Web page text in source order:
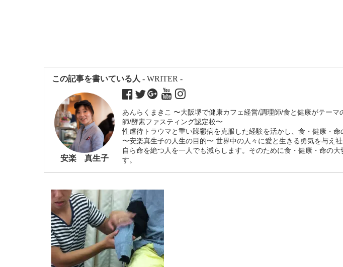
この記事を書いている人 - WRITER -
あんらくまきこ 〜大阪堺で健康カフェ経営/調理師/食と健康がテー
師/酵素ファスティング認定校〜
性虐待トラウマと重い躁鬱病を克服した経験を活かし、食・健康・命
〜安楽真生子の人生の目的〜 世界中の人々に愛と生きる勇気を与え
自ら命を絶つ人を一人でも減らします。そのために食・健康・命の
す。
安楽 真生子